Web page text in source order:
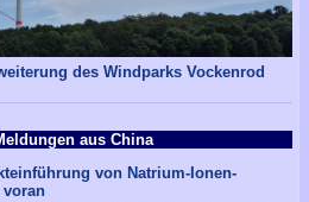
des Windparks Vockenrod
aus China
von Natrium-Ionen-
voran